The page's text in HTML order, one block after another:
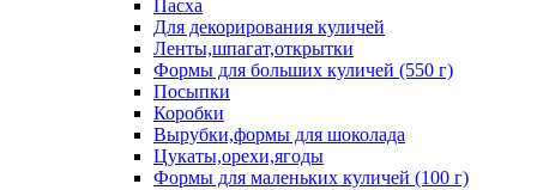
Пасха
Для декорирования куличей
Ленты,шпагат,открытки
Формы для больших куличей (550 г)
Посыпки
Коробки
Вырубки,формы для шоколада
Цукаты,орехи,ягоды
Формы для маленьких куличей (100 г)